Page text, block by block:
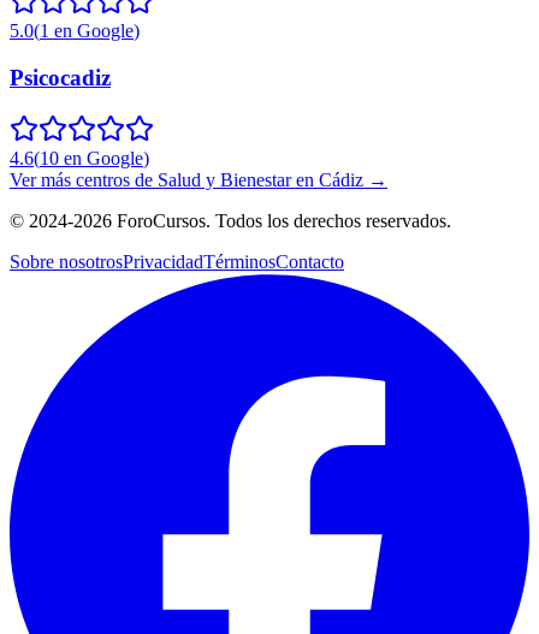
5.0(1 en Google)
Psicocadiz
4.6(10 en Google)
Ver más centros de Salud y Bienestaren Cádiz →
© 2024-2026 ForoCursos. Todos los derechos reservados.
Sobre nosotrosPrivacidadTérminosContacto